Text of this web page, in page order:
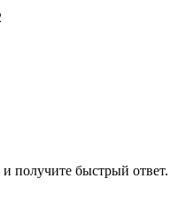
получите быстрый ответ.